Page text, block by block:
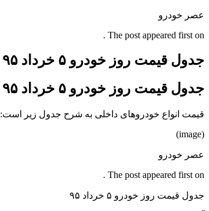
عصر خودرو
The post appeared first on .
جدول قیمت روز خودرو ۵ خرداد ۹۵
جدول قیمت روز خودرو ۵ خرداد ۹۵
قیمت انواع خودروهای داخلی به شرح جدول زیر است:
(image)
عصر خودرو
The post appeared first on .
جدول قیمت روز خودرو ۵ خرداد ۹۵